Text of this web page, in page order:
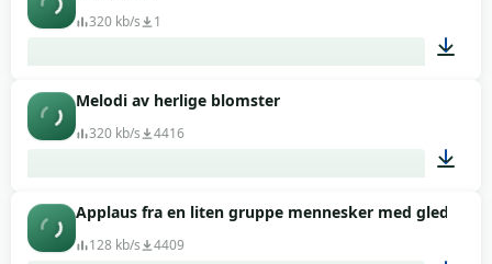
320 kb/s 1
Melodi av herlige blomster
320 kb/s 4416
00:21
Applaus fra en liten gruppe mennesker med gledesrop
128 kb/s 4409